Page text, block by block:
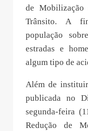
de
Trânsito. A
população
estradas e
algum tipo de
Além de
publicada no
segunda-feira
Redução de